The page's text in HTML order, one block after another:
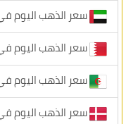
سعر الذهب اليوم
سعر الذهب اليوم
سعر الذهب اليوم في
سعر الذهب اليوم